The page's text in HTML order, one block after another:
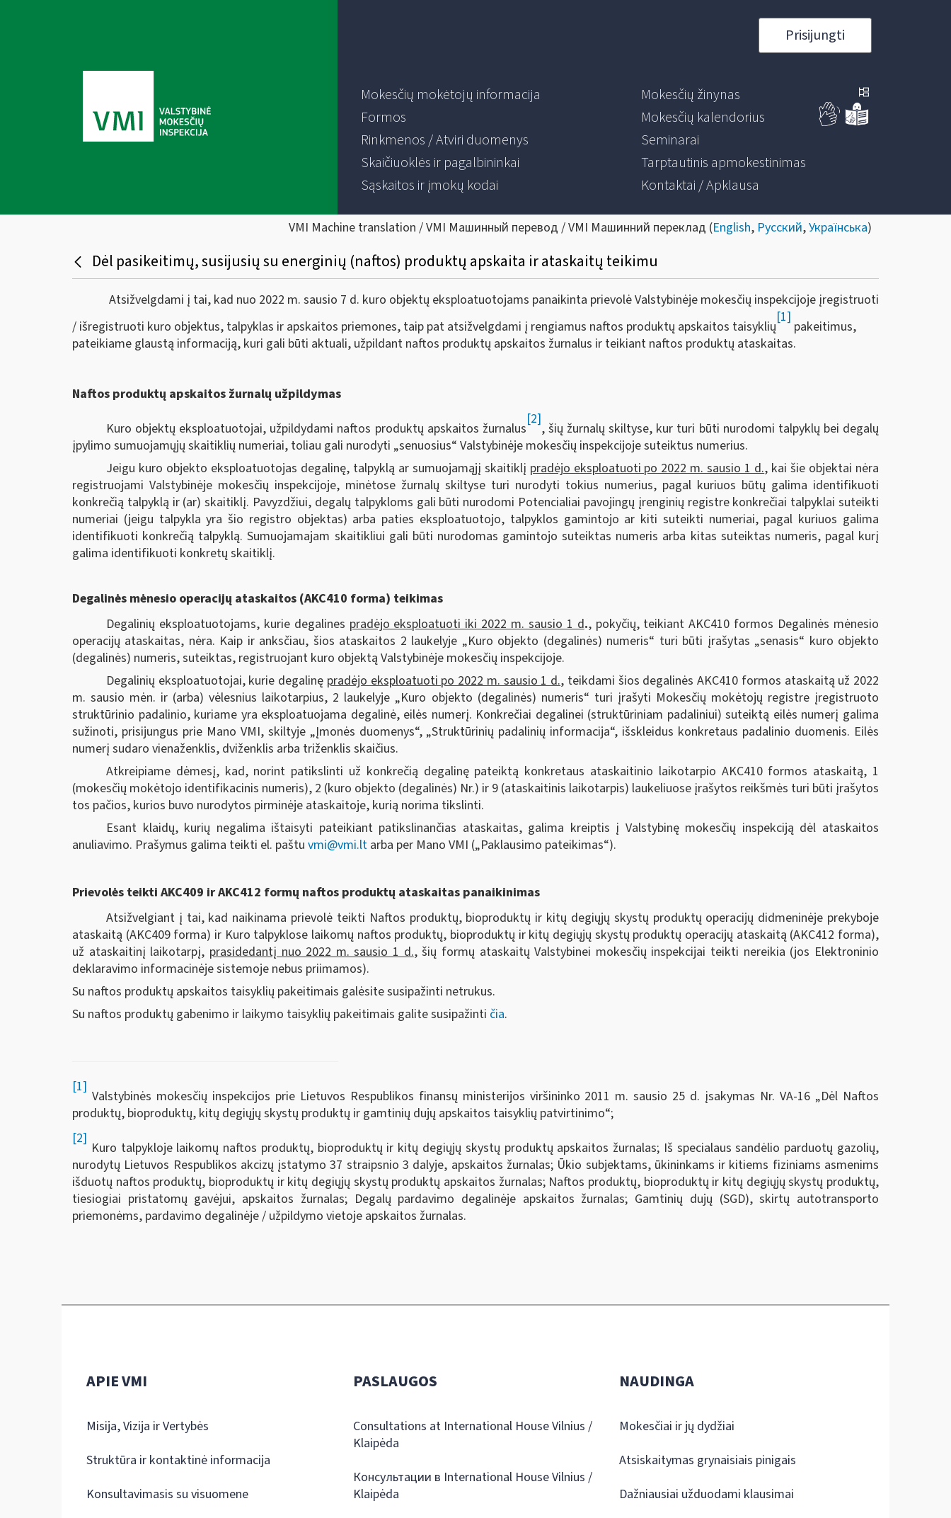
Prisijungti
Mokesčių mokėtojų informacija
Formos
Rinkmenos / Atviri duomenys
Skaičiuoklės ir pagalbininkai
Sąskaitos ir įmokų kodai
Mokesčių žinynas
Mokesčių kalendorius
Seminarai
Tarptautinis apmokestinimas
Kontaktai / Apklausa
VMI Machine translation / VMI Машинный перевод / VMI Машинний переклад (English, Русский,Українська)
Dėl pasikeitimų, susijusių su energinių (naftos) produktų apskaita ir ataskaitų teikimu
Atsižvelgdami į tai, kad nuo 2022 m. sausio 7 d. kuro objektų eksploatuotojams panaikinta prievolė Valstybinėje mokesčių inspekcijoje įregistruoti
/ išregistruoti kuro objektus, talpyklas ir apskaitos priemones, taip pat atsižvelgdami į rengiamus naftos produktų apskaitos taisyklių
[1]
pakeitimus,
pateikiame glaustą informaciją, kuri gali būti aktuali, užpildant naftos produktų apskaitos žurnalus ir teikiant naftos produktų ataskaitas.
Naftos produktų apskaitos žurnalų užpildymas
Kuro objektų eksploatuotojai, užpildydami naftos produktų apskaitos žurnalus
[2]
, šių žurnalų skiltyse, kur turi būti nurodomi talpyklų bei degalų
įpylimo sumuojamųjų skaitiklių numeriai, toliau gali nurodyti „senuosius“ Valstybinėje mokesčių inspekcijoje suteiktus numerius.
Jeigu kuro objekto eksploatuotojas degalinę, talpyklą ar sumuojamąjį skaitiklį pradėjo eksploatuoti po 2022 m. sausio 1 d., kai šie objektai nėra
registruojami Valstybinėje mokesčių inspekcijoje, minėtose žurnalų skiltyse turi nurodyti tokius numerius, pagal kuriuos būtų galima identifikuoti
konkrečią talpyklą ir (ar) skaitiklį. Pavyzdžiui, degalų talpykloms gali būti nurodomi Potencialiai pavojingų įrenginių registre konkrečiai talpyklai suteikti
numeriai (jeigu talpykla yra šio registro objektas) arba paties eksploatuotojo, talpyklos gamintojo ar kiti suteikti numeriai, pagal kuriuos galima
identifikuoti konkrečią talpyklą. Sumuojamajam skaitikliui gali būti nurodomas gamintojo suteiktas numeris arba kitas suteiktas numeris, pagal kurį
galima identifikuoti konkretų skaitiklį.
Degalinės mėnesio operacijų ataskaitos (AKC410 forma) teikimas
Degalinių eksploatuotojams, kurie degalines pradėjo eksploatuoti iki 2022 m. sausio 1 d., pokyčių, teikiant AKC410 formos Degalinės mėnesio
operacijų ataskaitas, nėra. Kaip ir anksčiau, šios ataskaitos 2 laukelyje „Kuro objekto (degalinės) numeris“ turi būti įrašytas „senasis“ kuro objekto
(degalinės) numeris, suteiktas, registruojant kuro objektą Valstybinėje mokesčių inspekcijoje.
Degalinių eksploatuotojai, kurie degalinę pradėjo eksploatuoti po 2022 m. sausio 1 d., teikdami šios degalinės AKC410 formos ataskaitą už 2022
m. sausio mėn. ir (arba) vėlesnius laikotarpius, 2 laukelyje „Kuro objekto (degalinės) numeris“ turi įrašyti Mokesčių mokėtojų registre įregistruoto
struktūrinio padalinio, kuriame yra eksploatuojama degalinė, eilės numerį. Konkrečiai degalinei (struktūriniam padaliniui) suteiktą eilės numerį galima
sužinoti, prisijungus prie Mano VMI, skiltyje „Įmonės duomenys“, „Struktūrinių padalinių informacija“, išskleidus konkretaus padalinio duomenis. Eilės
numerį sudaro vienaženklis, dviženklis arba triženklis skaičius.
Atkreipiame dėmesį, kad, norint patikslinti už konkrečią degalinę pateiktą konkretaus ataskaitinio laikotarpio AKC410 formos ataskaitą, 1
(mokesčių mokėtojo identifikacinis numeris), 2 (kuro objekto (degalinės) Nr.) ir 9 (ataskaitinis laikotarpis) laukeliuose įrašytos reikšmės turi būti įrašytos
tos pačios, kurios buvo nurodytos pirminėje ataskaitoje, kurią norima tikslinti.
Esant klaidų, kurių negalima ištaisyti pateikiant patikslinančias ataskaitas, galima kreiptis į Valstybinę mokesčių inspekciją dėl ataskaitos
anuliavimo. Prašymus galima teikti el. paštu vmi@vmi.lt arba per Mano VMI („Paklausimo pateikimas“).
Prievolės teikti AKC409 ir AKC412 formų naftos produktų ataskaitas panaikinimas
Atsižvelgiant į tai, kad naikinama prievolė teikti Naftos produktų, bioproduktų ir kitų degiųjų skystų produktų operacijų didmeninėje prekyboje
ataskaitą (AKC409 forma) ir Kuro talpyklose laikomų naftos produktų, bioproduktų ir kitų degiųjų skystų produktų operacijų ataskaitą (AKC412 forma),
už ataskaitinį laikotarpį, prasidedantį nuo 2022 m. sausio 1 d., šių formų ataskaitų Valstybinei mokesčių inspekcijai teikti nereikia (jos Elektroninio
deklaravimo informacinėje sistemoje nebus priimamos).
Su naftos produktų apskaitos taisyklių pakeitimais galėsite susipažinti netrukus.
Su naftos produktų gabenimo ir laikymo taisyklių pakeitimais galite susipažinti čia.
[1]
Valstybinės mokesčių inspekcijos prie Lietuvos Respublikos finansų ministerijos viršininko 2011 m. sausio 25 d. įsakymas Nr. VA-16 „Dėl Naftos
produktų, bioproduktų, kitų degiųjų skystų produktų ir gamtinių dujų apskaitos taisyklių patvirtinimo“;
[2]
Kuro talpykloje laikomų naftos produktų, bioproduktų ir kitų degiųjų skystų produktų apskaitos žurnalas; Iš specialaus sandėlio parduotų gazolių,
nurodytų Lietuvos Respublikos akcizų įstatymo 37 straipsnio 3 dalyje, apskaitos žurnalas; Ūkio subjektams, ūkininkams ir kitiems fiziniams asmenims
išduotų naftos produktų, bioproduktų ir kitų degiųjų skystų produktų apskaitos žurnalas; Naftos produktų, bioproduktų ir kitų degiųjų skystų produktų,
tiesiogiai pristatomų gavėjui, apskaitos žurnalas; Degalų pardavimo degalinėje apskaitos žurnalas; Gamtinių dujų (SGD), skirtų autotransporto
priemonėms, pardavimo degalinėje / užpildymo vietoje apskaitos žurnalas.
APIE VMI
Misija, Vizija ir Vertybės
Struktūra ir kontaktinė informacija
Konsultavimasis su visuomene
PASLAUGOS
Consultations at International House Vilnius /
Klaipėda
Консультации в International House Vilnius /
Klaipėda
NAUDINGA
Mokesčiai ir jų dydžiai
Atsiskaitymas grynaisiais pinigais
Dažniausiai užduodami klausimai